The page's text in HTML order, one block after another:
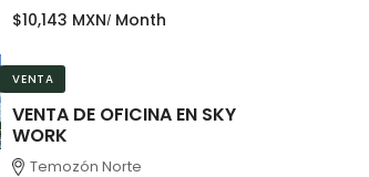
$10,143 MXN Month
VENTA
VENTA DE OFICINA EN SKY
WORK
Temozón Norte